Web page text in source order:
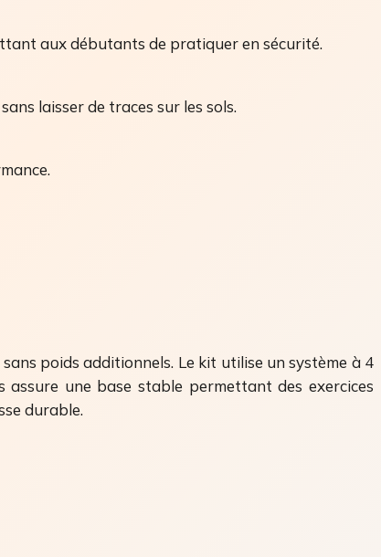
aux débutants de pratiquer en sécurité.
laisser de traces sur les sols.
poids additionnels. Le kit utilise un système à 4
une base stable permettant des exercices
durable.